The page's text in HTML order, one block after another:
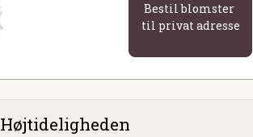
Bestil blomster
til privat adresse
Højtideligheden